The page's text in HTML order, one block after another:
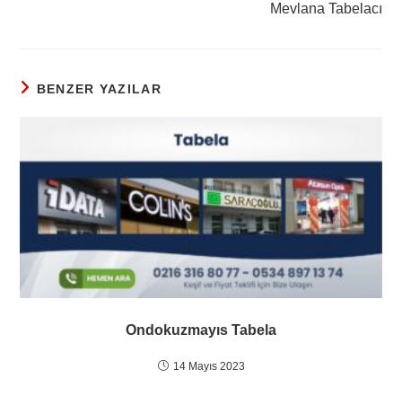
Mevlana Tabelacı
BENZER YAZILAR
Ondokuzmayıs Tabela
14 Mayıs 2023